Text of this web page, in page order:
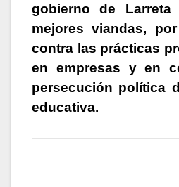
gobierno de
mejores viandas,
contra las prácticas
en empresas y en
persecución política
educativa.